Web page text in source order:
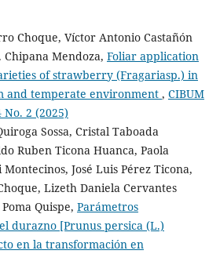
Choque, Víctor Antonio Castañón
Chipana Mendoza, Foliar application
of strawberry (Fragariasp.) in
and temperate environment , CIBUM
No. 2 (2025)
Sossa, Cristal Taboada
Ruben Ticona Huanca, Paola
José Luis Pérez Ticona,
Lizeth Daniela Cervantes
Quispe, Parámetros
durazno [Prunus persica (L.)
en la transformación en